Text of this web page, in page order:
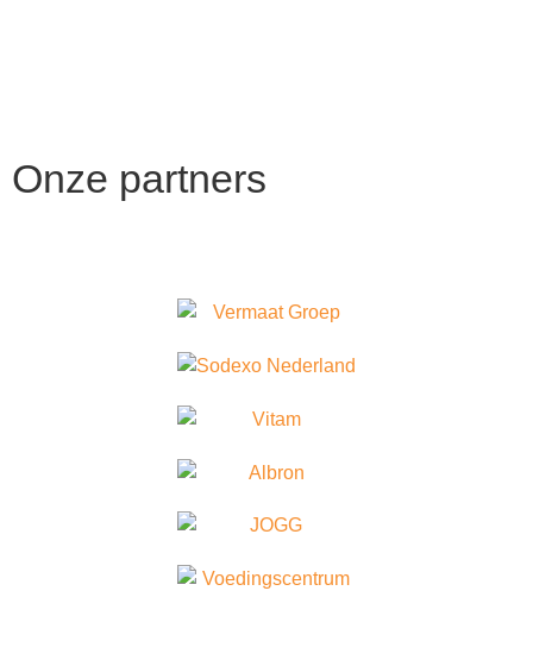
Onze partners